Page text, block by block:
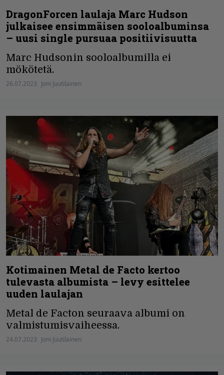
DragonForcen laulaja Marc Hudson
julkaisee ensimmäisen sooloalbuminsa
– uusi single pursuaa positiivisuutta
Marc Hudsonin sooloalbumilla ei
mökötetä.
26.07.2023 Joni Juutilainen
Kotimainen Metal de Facto kertoo
tulevasta albumista – levy esittelee
uuden laulajan
Metal de Facton seuraava albumi on
valmistumisvaiheessa.
24.07.2023 Joni Juutilainen